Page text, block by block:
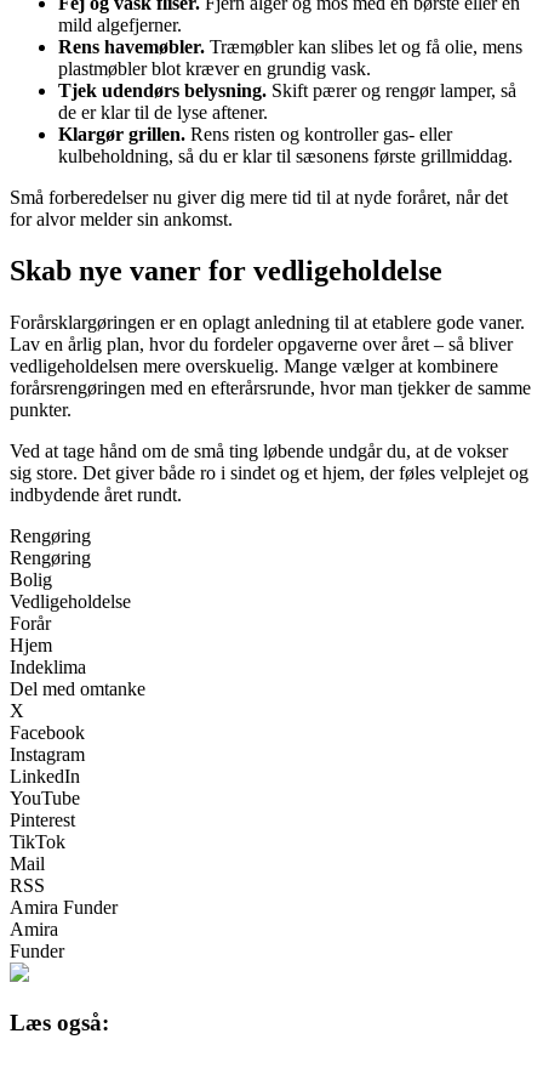
mild algefjerner.
Rens havemøbler. Træmøbler kan slibes let og få olie, mens
plastmøbler blot kræver en grundig vask.
Tjek udendørs belysning. Skift pærer og rengør lamper, så
de er klar til de lyse aftener.
Klargør grillen. Rens risten og kontroller gas- eller
kulbeholdning, så du er klar til sæsonens første grillmiddag.
Små forberedelser nu giver dig mere tid til at nyde foråret, når det
for alvor melder sin ankomst.
Skab nye vaner for vedligeholdelse
Forårsklargøringen er en oplagt anledning til at etablere gode vaner.
Lav en årlig plan, hvor du fordeler opgaverne over året – så bliver
vedligeholdelsen mere overskuelig. Mange vælger at kombinere
forårsrengøringen med en efterårsrunde, hvor man tjekker de samme
punkter.
Ved at tage hånd om de små ting løbende undgår du, at de vokser
sig store. Det giver både ro i sindet og et hjem, der føles velplejet og
indbydende året rundt.
Rengøring
Rengøring
Bolig
Vedligeholdelse
Forår
Hjem
Indeklima
Del med omtanke
X
Facebook
Instagram
LinkedIn
YouTube
Pinterest
TikTok
Mail
RSS
Amira Funder
Amira
Funder
Læs også: